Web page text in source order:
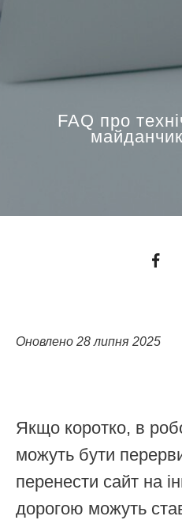
FAQ про
Оновлено 28 липня 2025
Якщо коротко, в
можуть бути
перенести сайт на
дорогою можуть